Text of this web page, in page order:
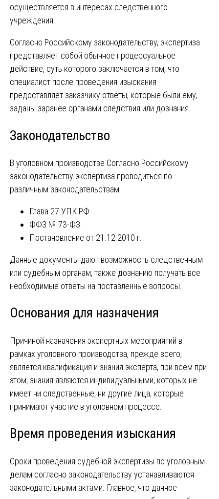
осуществляется в интересах следственного
учреждения.
Согласно Российскому законодательству, экспертиза
представляет собой обычное процессуальное
действие, суть которого заключается в том, что
специалист после проведения изыскания
предоставляет заказчику ответы, которые были ему,
заданы заранее органами следствия или дознания.
Законодательство
В уголовном производстве Согласно Российскому
законодательству экспертиза проводиться по
различным законодательствам:
Глава 27 УПК РФ.
ФФЗ № 73-ФЗ.
Постановление от 21.12.2010 г.
Данные документы дают возможность следственным
или судебным органам, также дознанию получать все
необходимые ответы на поставленные вопросы.
Основания для назначения
Причиной назначения экспертных мероприятий в
рамках уголовного производства, прежде всего,
является квалификация и знания эксперта, при всем при
этом, знания являются индивидуальными, которых не
имеет ни следственные, ни другие лица, которые
принимают участие в уголовном процессе.
Время проведения изыскания
Сроки проведения судебной экспертизы по уголовным
делам согласно законодательству устанавливаются
законодательными актами. Главное, что данное